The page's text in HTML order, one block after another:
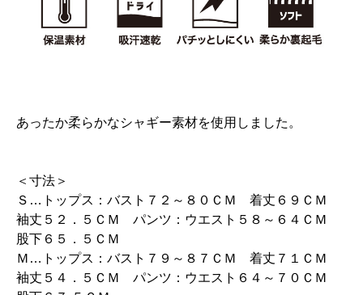
あったか柔らかなシャギー素材を使用しました。
＜寸法＞
Ｓ…トップス：バスト７２～８０ＣＭ 着丈６９ＣＭ
袖丈５２．５ＣＭ パンツ：ウエスト５８～６４ＣＭ
股下６５．５ＣＭ
Ｍ…トップス：バスト７９～８７ＣＭ 着丈７１ＣＭ
袖丈５４．５ＣＭ パンツ：ウエスト６４～７０ＣＭ